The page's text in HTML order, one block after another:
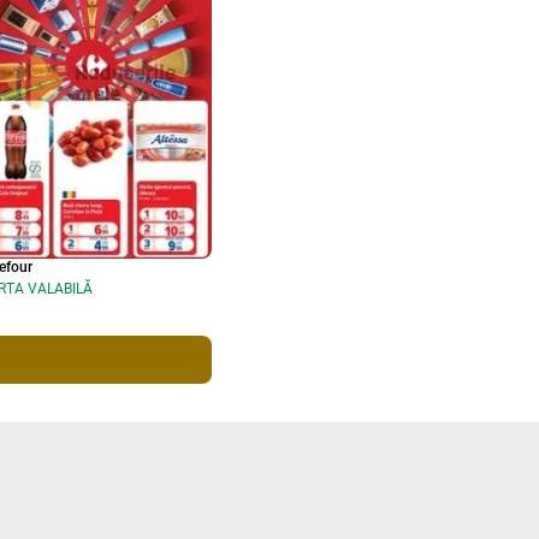
VALABILĂ